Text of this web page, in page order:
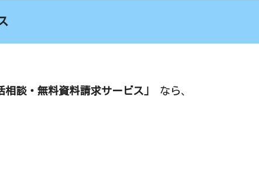
相談・無料資料請求サービス」
なら、